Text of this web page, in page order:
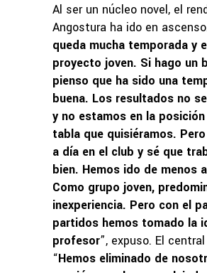
Al ser un núcleo novel, el
Angostura ha ido en
queda mucha temporada y
proyecto joven. Si hago un
pienso que ha sido una
buena. Los resultados no
y no estamos en la
tabla que quisiéramos.
a día en el club y sé que
bien. Hemos ido de menos
Como grupo joven,
inexperiencia. Pero con el
partidos hemos tomado la
profesor”, expuso. El
“Hemos eliminado de